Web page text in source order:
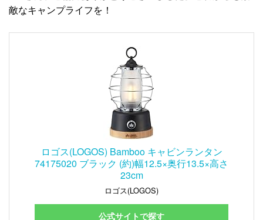
敵なキャンプライフを！
ロゴス(LOGOS) Bamboo キャビンランタン
74175020 ブラック (約)幅12.5×奥行13.5×高さ
23cm
ロゴス(LOGOS)
公式サイトで探す